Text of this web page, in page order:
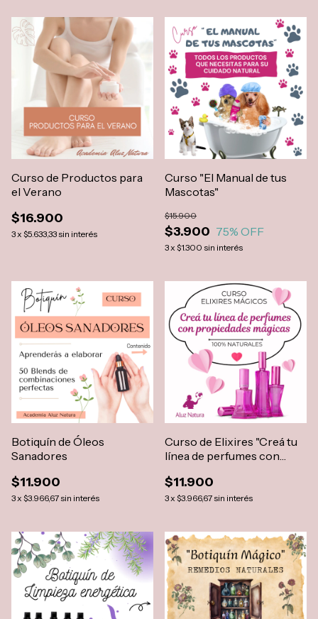
Curso de Productos para
el Verano
$16.900
3x $5.633,33sin interés
Curso "El Manual de tus
Mascotas"
$3.900
$15.900
75% OFF
3x $1.300 sin interés
Botiquín de Óleos
Sanadores
$11.900
3x $3.966,67sin interés
Curso de Elixires "Creá tu
línea de perfumes con
$11.900
3x $3.966,67sin interés